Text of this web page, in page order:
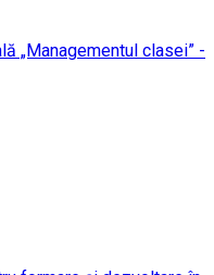
„Managementul clasei” -